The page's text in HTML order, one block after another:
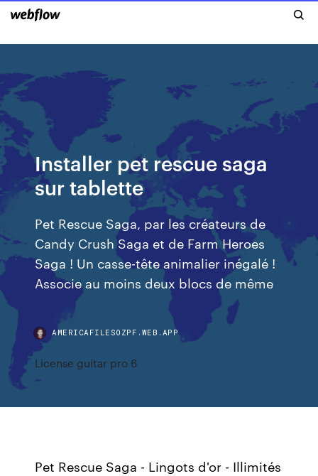
Installer pet rescue saga
sur tablette
Pet Rescue Saga, par les créateurs de
Candy Crush Saga et de Farm Heroes
Saga ! Un casse-tête animalier inégalé !
Associe au moins deux blocs de même
AMERICAFILESOZPF.WEB.APP
License guitar pro 6
Pet Rescue Saga - Lingots d'or - Illimités